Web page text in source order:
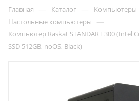
Главная — Каталог — Компьютеры
Настольные компьютеры —
Компьютер Raskat STANDART 300 (Intel
SSD 512GB, noOS, Black)